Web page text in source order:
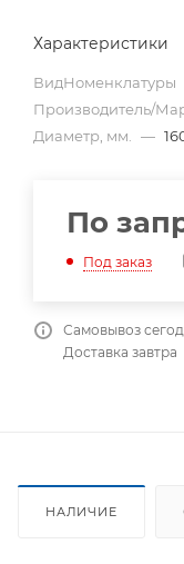
Характеристики
ВидНоменклатуры
Производитель/
Диаметр, мм.
—
По
Под заказ
Самовывоз
Доставка завтра
НАЛИЧИЕ